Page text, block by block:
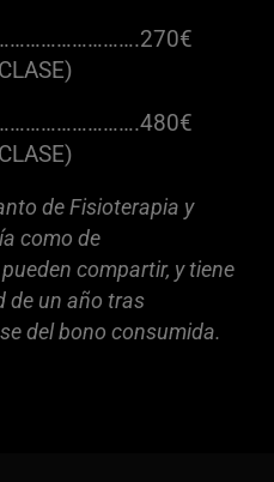
de Fisioterapia y
como de
compartir, y tiene
de un año tras
del bono consumida.